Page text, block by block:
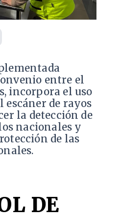
entre el
incorpora el uso
escáner de rayos
la detección de
nacionales y
de las
DE